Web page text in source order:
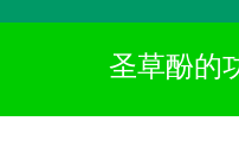
圣草酚的